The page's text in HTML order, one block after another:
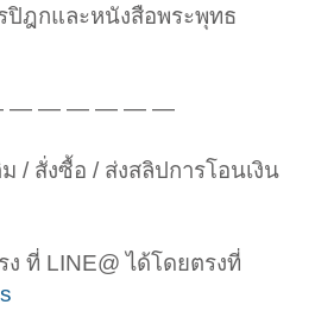
ปิฎกและหนังสือพระพุทธ
— — — — — —
/ สั่งซื้อ / ส่งสลิปการโอนเงิน
ที่ LINE@ ได้โดยตรงที่